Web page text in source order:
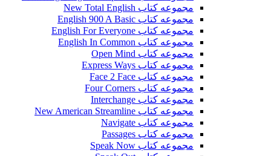
مجموعه کتاب New Total English
مجموعه کتاب English 900 A Basic
مجموعه کتاب English For Everyone
مجموعه کتاب English In Common
مجموعه کتاب Open Mind
مجموعه کتاب Express Ways
مجموعه کتاب Face 2 Face
مجموعه کتاب Four Corners
مجموعه کتاب Interchange
مجموعه کتاب New American Streamline
مجموعه کتاب Navigate
مجموعه کتاب Passages
مجموعه کتاب Speak Now